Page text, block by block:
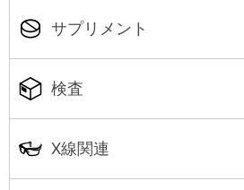
サプリメント
検査
X線関連